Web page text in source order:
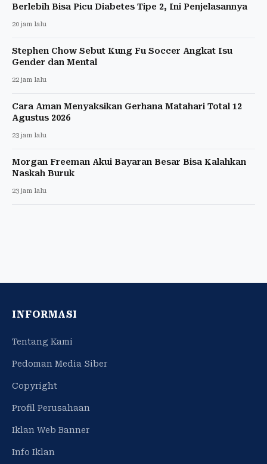
Berlebih Bisa Picu Diabetes Tipe 2, Ini Penjelasannya
20 jam lalu
Stephen Chow Sebut Kung Fu Soccer Angkat Isu
Gender dan Mental
22 jam lalu
Cara Aman Menyaksikan Gerhana Matahari Total 12
Agustus 2026
23 jam lalu
Morgan Freeman Akui Bayaran Besar Bisa Kalahkan
Naskah Buruk
23 jam lalu
INFORMASI
Tentang Kami
Pedoman Media Siber
Copyright
Profil Perusahaan
Iklan Web Banner
Info Iklan